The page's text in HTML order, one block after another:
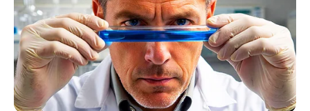
crime para localizar os outros dois autores do assalto.